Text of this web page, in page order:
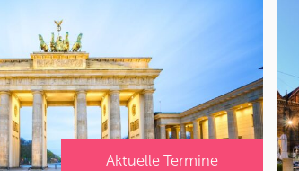
Aktuelle Termine